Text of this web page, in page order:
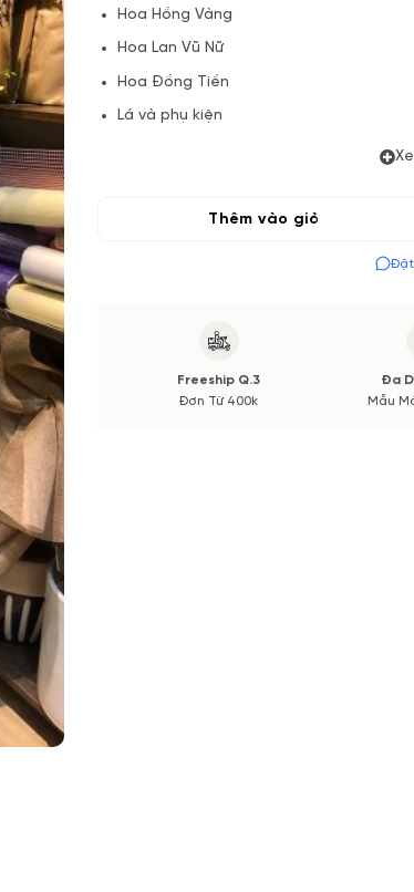
Hoa Hồng Vàng
Hoa Lan Vũ Nữ
Hoa Đồng Tiền
Lá và phụ kiện
(*) Đơn hàng cần đặt trước tối thiểu 06
xác nhận từ Quý khách hàng.
Thêm vào giỏ
Đặt
Freeship Q.3
Đơn Từ 400k
Đa
Mẫu